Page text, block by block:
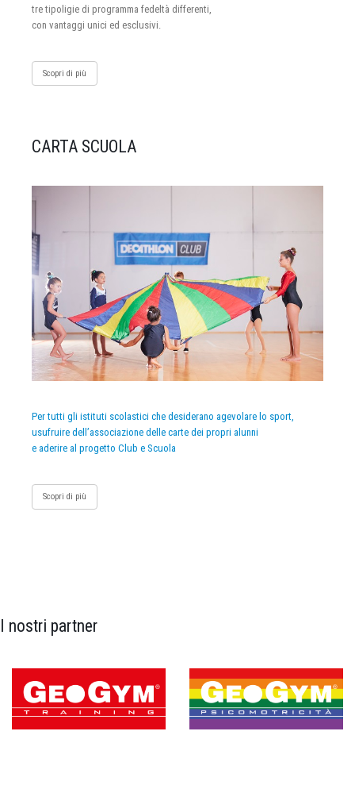
tre tipoligie di programma fedeltà differenti,
con vantaggi unici ed esclusivi.
Scopri di più
CARTA SCUOLA
Per tutti gli istituti scolastici che desiderano agevolare lo sport,
usufruire dell’associazione delle carte dei propri alunni
e aderire al progetto Club e Scuola
Scopri di più
I nostri partner